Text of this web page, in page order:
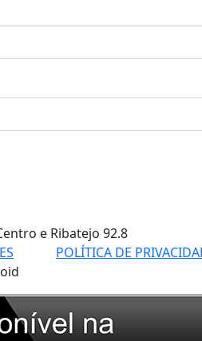
e Ribatejo 92.8
POLÍTICA DE